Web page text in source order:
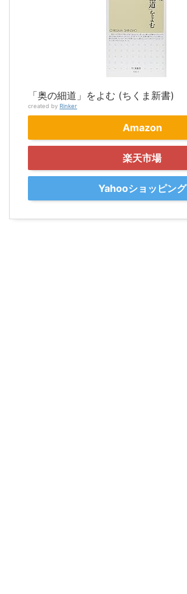
「奥の細道」をよむ (ちくま新書)
created by Rinker
Amazon
楽天市場
Yahooショッピング